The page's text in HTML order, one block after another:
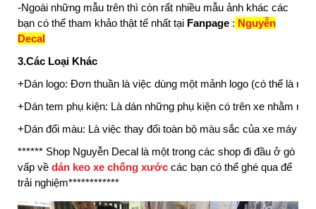
-Ngoài những mẫu trên thì còn rất nhiều mẫu ảnh khác các
bạn có thể tham khảo thật tế nhất tại Fanpage : Nguyễn
Decal
3.Các Loại Khác
+Dán logo: Đơn thuần là việc dùng một mảnh logo (có thể là
+Dán tem phụ kiện: Là dán những phụ kiện có trên xe nhằm
+Dán đổi màu: Là việc thay đổi toàn bộ màu sắc của xe máy
****** Shop Nguyễn Decal là một trong các shop đi đầu ở gò
vấp về dán keo xe chống xước các bạn có thể ghé qua để
trải nghiệm************